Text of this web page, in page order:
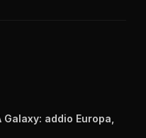
addio Europa,